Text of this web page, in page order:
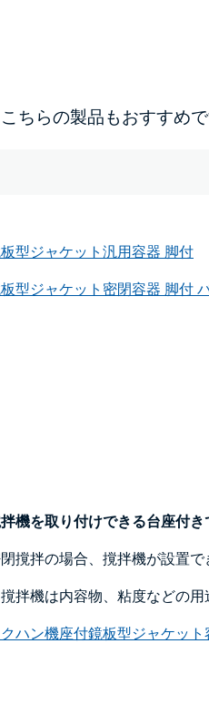
ちらの製品もおすすめで
型ジャケット汎用容器 脚付
型ジャケット密閉容器 脚付
機を取り付けできる台座付き
撹拌の場合、撹拌機が設置で
拌機は内容物、粘度などの用
ハン機座付鏡板型ジャケット